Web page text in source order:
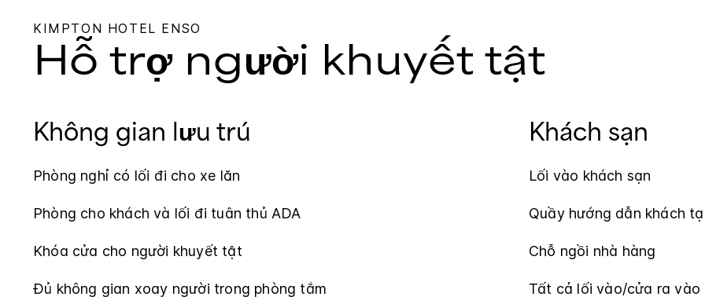
KIMPTON HOTEL ENSO
Hỗ trợ người khuyết tật
Không gian lưu trú
Phòng nghỉ có lối đi cho xe lăn
Phòng cho khách và lối đi tuân thủ ADA
Khóa cửa cho người khuyết tật
Đủ không gian xoay người trong phòng tắm
Khách sạn
Lối vào khách sạn
Quầy hướng dẫn khách
Chỗ ngồi nhà hàng
Tất cả lối vào/cửa ra vào